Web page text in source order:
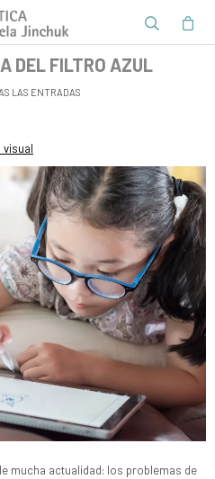
DEL FILTRO AZUL
LAS ENTRADAS
visual
mucha actualidad: los problemas de